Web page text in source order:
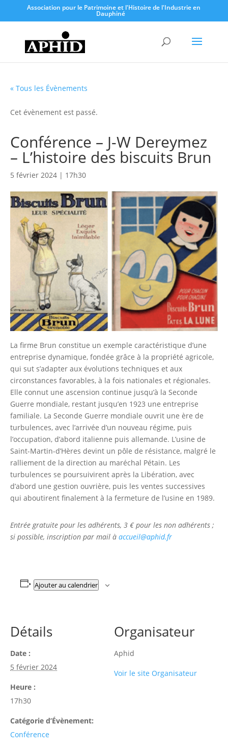
Association pour le Patrimoine et l'Histoire de l'Industrie en
Dauphiné
« Tous les Évènements
Cet évènement est passé.
Conférence – J-W Dereymez
– L’histoire des biscuits Brun
5 février 2024 | 17h30
La firme Brun constitue un exemple caractéristique d’une
entreprise dynamique, fondée grâce à la propriété agricole,
qui sut s’adapter aux évolutions techniques et aux
circonstances favorables, à la fois nationales et régionales.
Elle connut une ascension continue jusqu’à la Seconde
Guerre mondiale, restant jusqu’en 1923 une entreprise
familiale. La Seconde Guerre mondiale ouvrit une ère de
turbulences, avec l’arrivée d’un nouveau régime, puis
l’occupation, d’abord italienne puis allemande. L’usine de
Saint-Martin-d’Hères devint un pôle de résistance, malgré le
ralliement de la direction au maréchal Pétain. Les
turbulences se poursuivirent après la Libération, avec
d’abord une gestion ouvrière, puis les ventes successives
qui aboutirent finalement à la fermeture de l’usine en 1989.
Entrée gratuite pour les adhérents, 3 € pour les non adhérents ;
si possible, inscription par mail à accueil@aphid.fr
Ajouter au calendrier
Détails
Date :
5 février 2024
Heure :
17h30
Catégorie d’Évènement:
Conférence
Organisateur
Aphid
Voir le site Organisateur